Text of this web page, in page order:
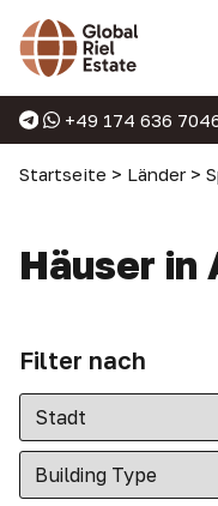
+49 174 636
Startseite > Länder >
Häuser in
Filter nach